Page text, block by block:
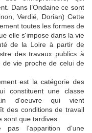
Dans l’Ondaine ce sont
Verdié, Dorian) Cette
toutes les formes de
elle s'impose dans la vie
de la Loire à partir de
des travaux publics à
vie proche de celui de
est la catégorie des
constituent une classe
d'oeuvre qui vient
des conditions de travail
sont que tardives.
pas l’apparition d’une